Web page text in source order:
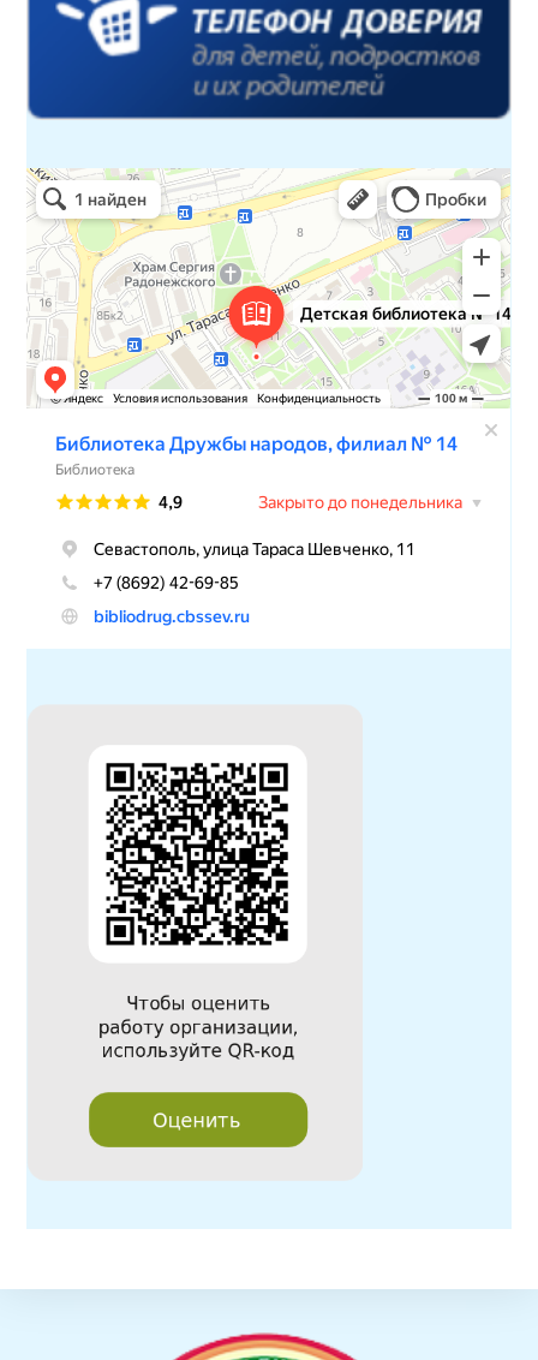
Детская библиотека № 14 Дружбы народов
Библиотека в Севастополе